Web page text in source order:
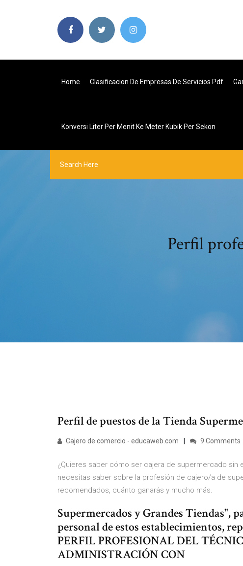
Home Clasificacion De Empresas De Servicios Pdf
Konversi Liter Per Menit Ke Meter Kubik Per Sekon
Perfil
Perfil de puestos de la Tienda
Cajero de comercio - educaweb.com 9 Comments
¿Quieres saber cómo ser cajera de supermercado
necesitas saber sobre la profesión de cajero/a de
recomendados, cuánto ganarás y mucho más.
Supermercados y Grandes Tiendas",
personal de estos establecimientos,
PERFIL PROFESIONAL DEL
ADMINISTRACIÓN CON